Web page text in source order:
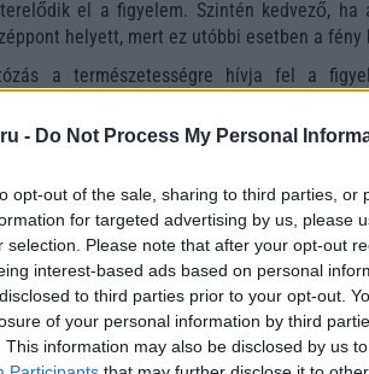
- Do Not Process My Personal
opt-out of the sale, sharing to third parties, or
for targeted advertising by us, please
selection. Please note that after your opt-out
interest-based ads based on personal
to third parties prior to your opt-out.
of your personal information by third
This information may also be disclosed by us
el a figyelem. Szintén kedvező,
helyett, mert ez utóbbi esetben a fény
a természetességre hívja fel a
semmilyen filter nem tud helyettesíteni.
is azonnal észreveszik.